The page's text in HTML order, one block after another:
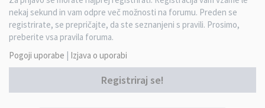
nekaj sekund in vam odpre več možnosti na forumu. Preden se
registrirate, se prepričajte, da ste seznanjeni s pravili. Prosimo,
preberite vsa pravila foruma.
Pogoji uporabe | Izjava o uporabi
Registriraj se!